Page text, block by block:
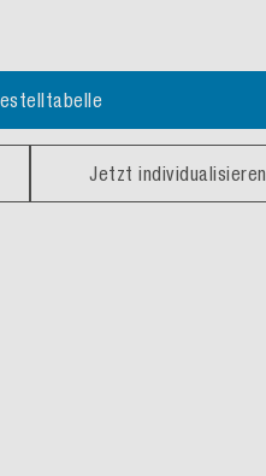
Jetzt individualisieren